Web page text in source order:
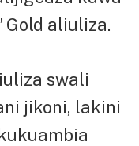
Gold aliuliza.
swali
jikoni, lakini